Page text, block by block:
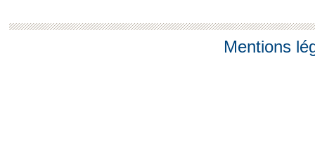
Mentions